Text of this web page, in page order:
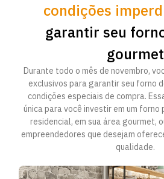
condições
garantir seu
gourmet
Durante todo o mês de novembro,
exclusivos para garantir seu forno
condições especiais de compra.
única para você investir em um forno
residencial, em sua área gourmet,
empreendedores que desejam
qualidade.